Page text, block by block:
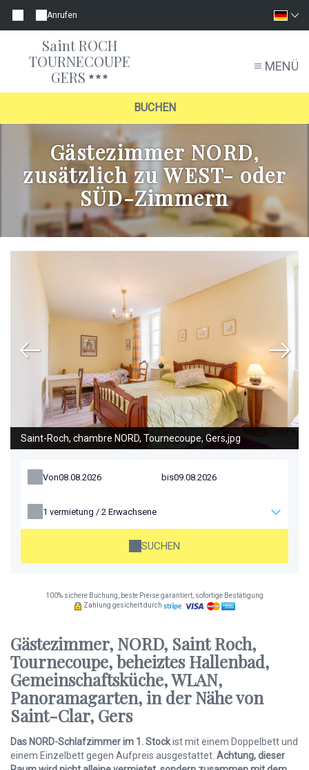
Anrufen
Saint ROCH
TOURNECOUPE
GERS
MENÜ
BUCHEN
Gästezimmer NORD,
zusätzlich zu WEST- oder
SÜD-Zimmern
Saint-Roch, chambre NORD, Tournecoupe, Gers,jpg
Von bis
1 vermietung / 2 Erwachsene
SUCHEN
100% sichere Buchung, beste Preise garantiert, sofortige Bestätigung
Zahlung gesichert durch
Gästezimmer, NORD, Saint Roch,
Tournecoupe, beheiztes Hallenbad,
Gemeinschaftsküche, WLAN,
Panoramagarten, in der Nähe von
Saint-Clar, Gers
Das NORD-Schlafzimmer im 1. Stockist mit einem Doppelbett und
einem Einzelbett gegen Aufpreis ausgestattet. Achtung, dieser